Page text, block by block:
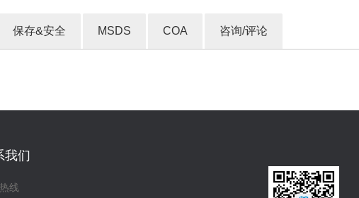
保存&安全 MSDS COA 咨询/评论
我们
线